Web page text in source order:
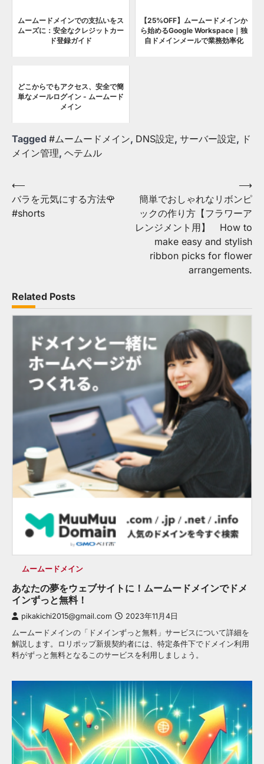
ムームードメインでの支払いをス
ムーズに：安全なクレジットカー
ド登録ガイド
【25%OFF】ムームードメインか
ら始めるGoogle Workspace｜独
自ドメインメールで業務効率化
どこからでもアクセス、安全で簡
単なメールログイン - ムームード
メイン
Tagged #ムームードメイン, DNS設定, サーバー設定, ド
メイン管理, ヘテムル
Post
navigation
⟵
バラを元気にする方法🌹
#shorts
簡単でおしゃれなリボンピ
ックの作り方【フラワーア
レンジメント用】 How to
make easy and stylish
ribbon picks for flower
arrangements.
⟶
Related Posts
ムームードメイン
あなたの夢をウェブサイトに！ムームードメインでドメ
インずっと無料！
pikakichi2015@gmail.com 2023年11月4日
ムームードメインの「ドメインずっと無料」サービスについて詳細を
解説します。ロリポップ新規契約者には、特定条件下でドメイン利用
料がずっと無料となるこのサービスを利用しましょう。